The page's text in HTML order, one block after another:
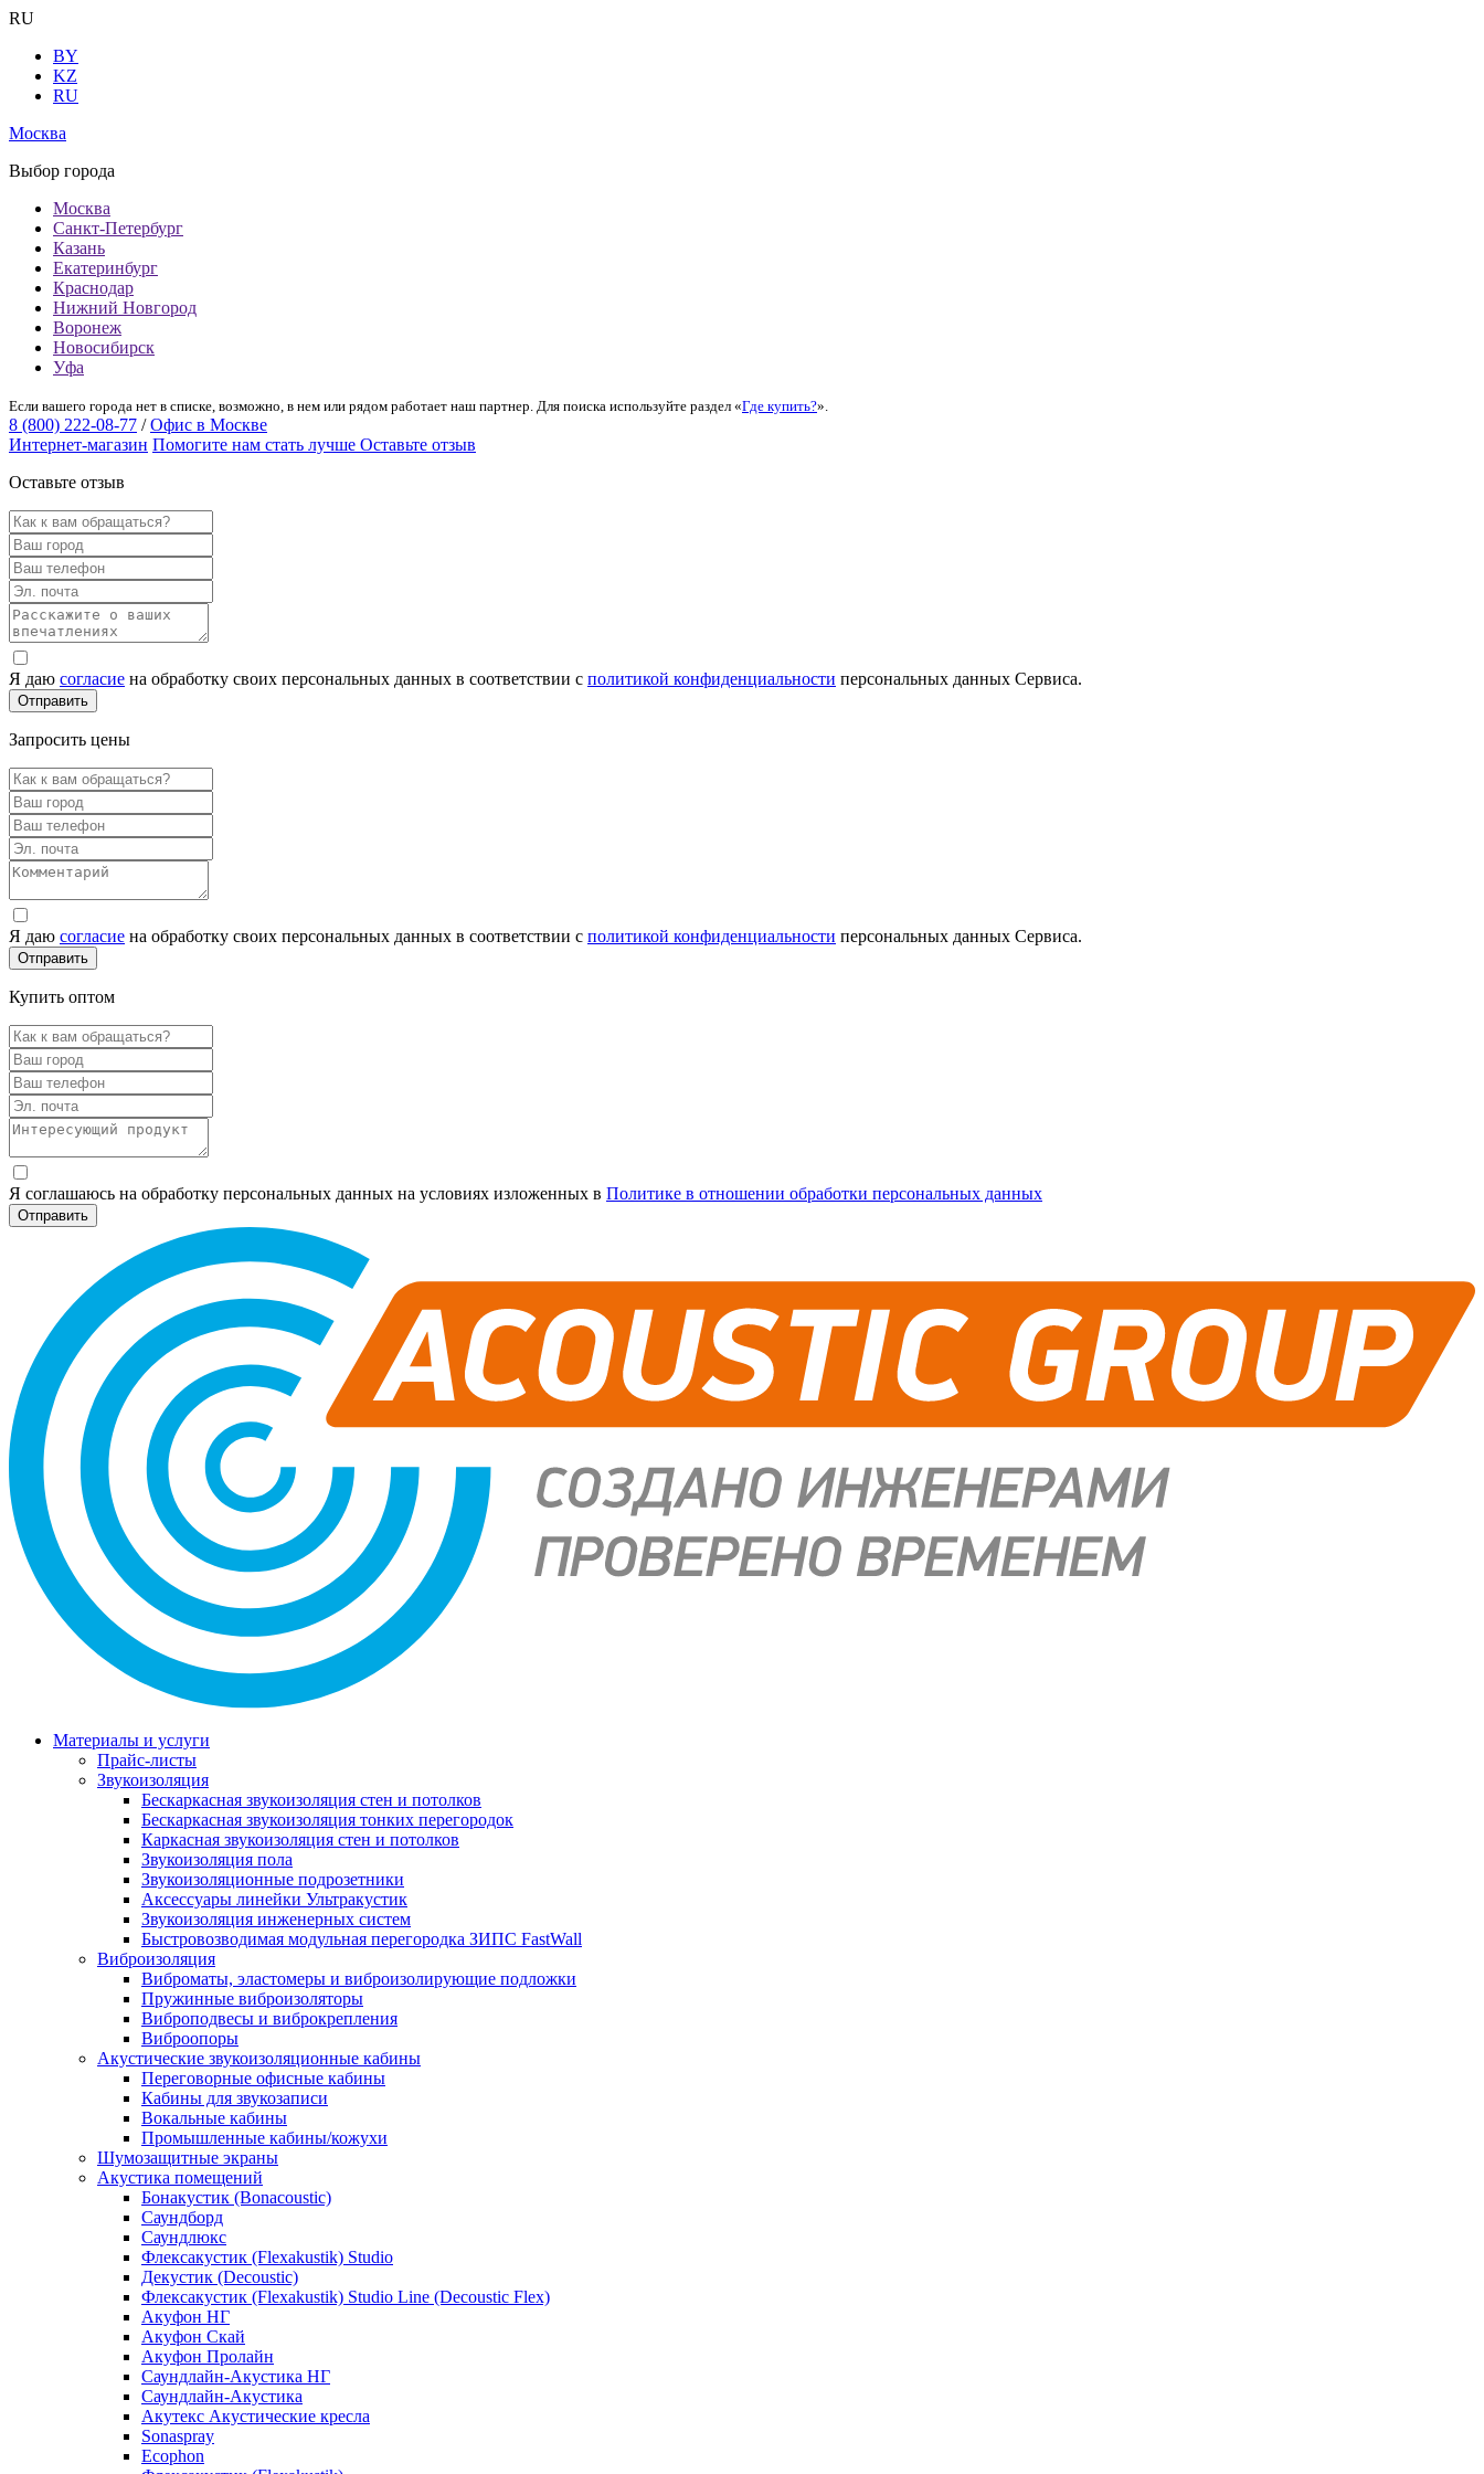
RU
BY
KZ
RU
Москва
Выбор города
Москва
Санкт-Петербург
Казань
Екатеринбург
Краснодар
Нижний Новгород
Воронеж
Новосибирск
Уфа
Если вашего города нет в списке, возможно, в нем или рядом работает наш партнер. Для поиска используйте раздел «Где купить?».
8 (800) 222-08-77 / Офис в Москве
Интернет-магазин Помогите нам стать лучше Оставьте отзыв
Оставьте отзыв
Я даю согласие на обработку своих персональных данных в соответствии с политикой конфиденциальности персональных данных Сервиса.
Запросить цены
Я даю согласие на обработку своих персональных данных в соответствии с политикой конфиденциальности персональных данных Сервиса.
Купить оптом
Я соглашаюсь на обработку персональных данных на условиях изложенных в Политике в отношении обработки персональных данных
Материалы и услуги
Прайс-листы
Звукоизоляция
Бескаркасная звукоизоляция стен и потолков
Бескаркасная звукоизоляция тонких перегородок
Каркасная звукоизоляция стен и потолков
Звукоизоляция пола
Звукоизоляционные подрозетники
Аксессуары линейки Ультракустик
Звукоизоляция инженерных систем
Быстровозводимая модульная перегородка ЗИПС FastWall
Виброизоляция
Виброматы, эластомеры и виброизолирующие подложки
Пружинные виброизоляторы
Виброподвесы и виброкрепления
Виброопоры
Акустические звукоизоляционные кабины
Переговорные офисные кабины
Кабины для звукозаписи
Вокальные кабины
Промышленные кабины/кожухи
Шумозащитные экраны
Акустика помещений
Бонакустик (Bonacoustic)
Саундборд
Саундлюкс
Флексакустик (Flexakustik) Studio
Декустик (Decoustic)
Флексакустик (Flexakustik) Studio Line (Decoustic Flex)
Акуфон НГ
Акуфон Скай
Акуфон Пролайн
Саундлайн-Акустика НГ
Саундлайн-Акустика
Акутекс Акустические кресла
Sonaspray
Ecophon